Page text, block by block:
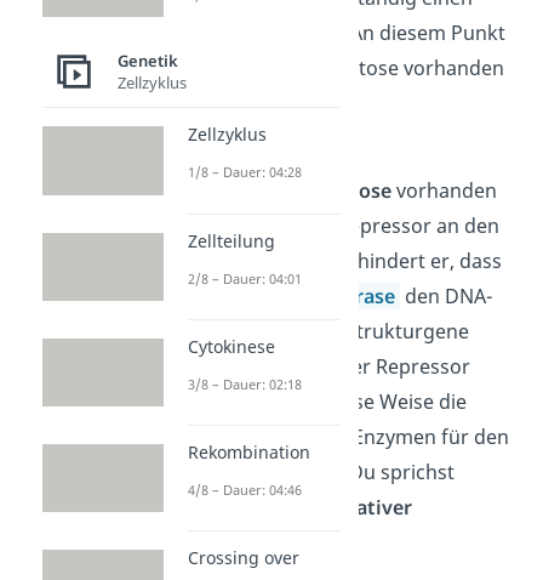
. An diesem Punkt
ist es wichtig, ob Lactose vorhanden
keine Lactosevorhanden
ist, bindet der Repressor an den
Operator. So verhindert er, dass
RNA-Polymerase den DNA-
Strang und die Strukturgene
ablesen kann. Der Repressor
blockiert auf diese Weise die
Produktion von Enzymen für den
Lactose Abbau. Du sprichst
negativer
Genetik
Zellzyklus
Zellzyklus
1/8 – Dauer: 04:28
Zellteilung
2/8 – Dauer: 04:01
Cytokinese
3/8 – Dauer: 02:18
Rekombination
4/8 – Dauer: 04:46
Crossing over